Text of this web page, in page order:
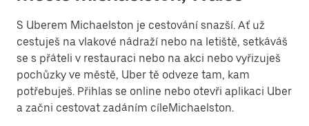
S Uberem Michaelston je cestování snazší. Ať už
cestuješ na vlakové nádraží nebo na letiště, setkáváš
se s přáteli v restauraci nebo na akci nebo vyřizuješ
pochůzky ve městě, Uber tě odveze tam, kam
potřebuješ. Přihlas se online nebo otevři aplikaci Uber
a začni cestovat zadáním cíleMichaelston.